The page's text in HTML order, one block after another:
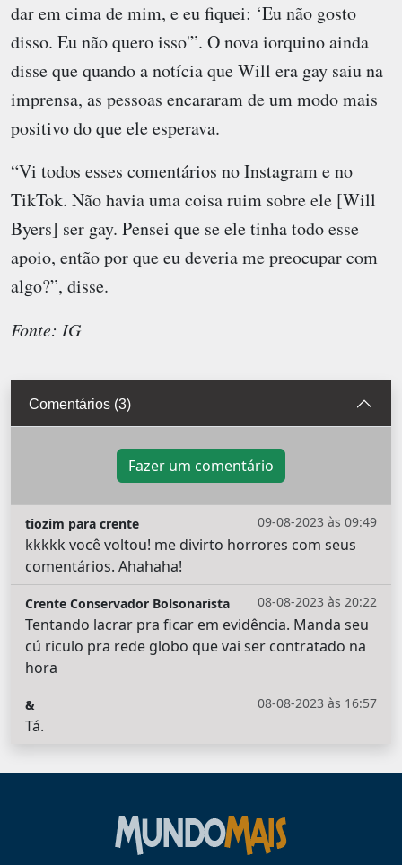
dar em cima de mim, e eu fiquei: ‘Eu não gosto
disso. Eu não quero isso'”. O nova iorquino ainda
disse que quando a notícia que Will era gay saiu na
imprensa, as pessoas encararam de um modo mais
positivo do que ele esperava.
“Vi todos esses comentários no Instagram e no
TikTok. Não havia uma coisa ruim sobre ele [Will
Byers] ser gay. Pensei que se ele tinha todo esse
apoio, então por que eu deveria me preocupar com
algo?”, disse.
Fonte: IG
Comentários (3)
Fazer um comentário
09-08-2023 às 09:49
tiozim para crente
kkkkk você voltou! me divirto horrores com seus
comentários. Ahahaha!
08-08-2023 às 20:22
Crente Conservador Bolsonarista
Tentando lacrar pra ficar em evidência. Manda seu
cú riculo pra rede globo que vai ser contratado na
hora
08-08-2023 às 16:57
&
Tá.